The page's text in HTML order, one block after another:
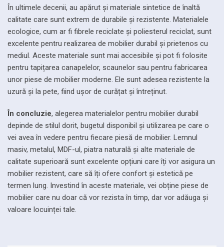
În ultimele decenii, au apărut și materiale sintetice de înaltă
calitate care sunt extrem de durabile și rezistente. Materialele
ecologice, cum ar fi fibrele reciclate și poliesterul reciclat, sunt
excelente pentru realizarea de mobilier durabil și prietenos cu
mediul. Aceste materiale sunt mai accesibile și pot fi folosite
pentru tapițarea canapelelor, scaunelor sau pentru fabricarea
unor piese de mobilier moderne. Ele sunt adesea rezistente la
uzură și la pete, fiind ușor de curățat și întreținut.
În concluzie, alegerea materialelor pentru mobilier durabil
depinde de stilul dorit, bugetul disponibil și utilizarea pe care o
vei avea în vedere pentru fiecare piesă de mobilier. Lemnul
masiv, metalul, MDF-ul, piatra naturală și alte materiale de
calitate superioară sunt excelente opțiuni care îți vor asigura un
mobilier rezistent, care să îți ofere confort și estetică pe
termen lung. Investind în aceste materiale, vei obține piese de
mobilier care nu doar că vor rezista în timp, dar vor adăuga și
valoare locuinței tale.